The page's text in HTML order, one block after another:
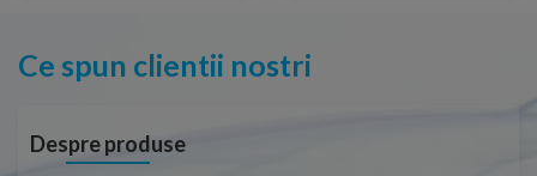
Ce spun clientii nostri
Despre produse